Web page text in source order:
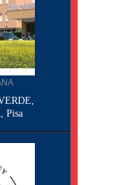
Pisa